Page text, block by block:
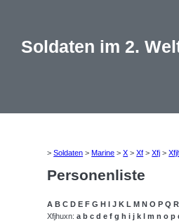
Soldaten im 2.
>Soldaten >Marine >X >Xf >Xfj >
Personenliste
A B C D E F G H I J K L M N O P Q R
Xfjhuxn:a b c d e f g h i j k l m n o p